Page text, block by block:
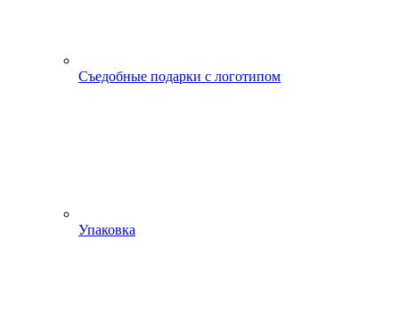
Съедобные подарки с логотипом
Упаковка